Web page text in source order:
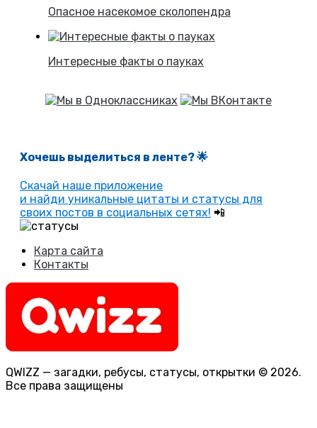
Опасное насекомое сколопендра
Интересные факты о пауках
Хочешь выделиться в ленте? 🌟
Скачай наше приложение
и найди уникальные цитаты и статусы для
своих постов в социальных сетях! 📲
Карта сайта
Контакты
QWIZZ — загадки, ребусы, статусы, открытки © 2026.
Все права защищены